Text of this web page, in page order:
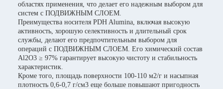
областях применения, что делает его надежным выбором для
систем с ПОДВИЖНЫМ СЛОЕМ.
Преимущества носителя PDH Alumina, включая высокую
активность, хорошую селективность и длительный срок
службы, делают его предпочтительным выбором для
операций с ПОДВИЖНЫМ СЛОЕМ. Его химический состав
Al2O3 ≥ 97% гарантирует высокую чистоту и стабильность
характеристик.
Кроме того, площадь поверхности 100-110 м2/г и насыпная
плотность 0,6-0,7 г/см3 еще больше повышают пригодность